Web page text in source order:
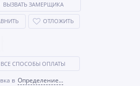
ВЫЗВАТЬ ЗАМЕРЩИКА
ОТЛОЖИТЬ
ВСЕ СПОСОБЫ ОПЛАТЫ
в Определение...